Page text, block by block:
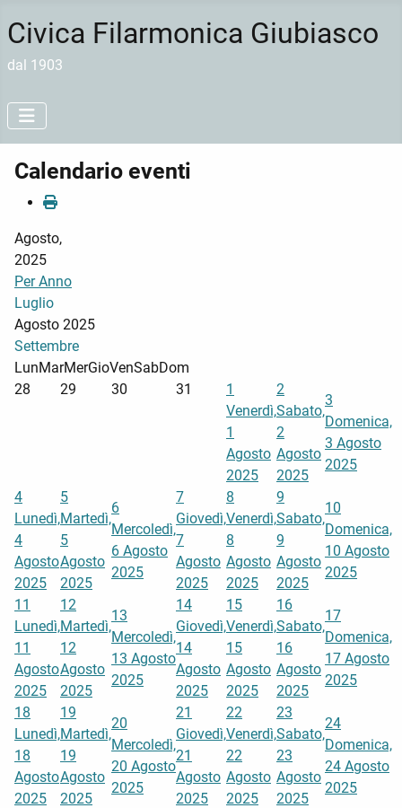
Civica Filarmonica Giubiasco
dal 1903
Calendario eventi
Agosto,
2025
Per Anno
Luglio
Agosto 2025
Settembre
LunMarMerGioVenSabDom
28
29 30 31
1
Venerdì,
1
Agosto
2025
2
Sabato,
2
Agosto
2025
3
Domenica,
3 Agosto
2025
4
Lunedì,
4
Agosto
2025
5
Martedì,
5
Agosto
2025
6
Mercoledì,
6 Agosto
2025
7
Giovedì,
7
Agosto
2025
8
Venerdì,
8
Agosto
2025
9
Sabato,
9
Agosto
2025
10
Domenica,
10 Agosto
2025
11
Lunedì,
11
Agosto
2025
12
Martedì,
12
Agosto
2025
13
Mercoledì,
13 Agosto
2025
14
Giovedì,
14
Agosto
2025
15
Venerdì,
15
Agosto
2025
16
Sabato,
16
Agosto
2025
17
Domenica,
17 Agosto
2025
18
Lunedì,
18
Agosto
2025
19
Martedì,
19
Agosto
2025
20
Mercoledì,
20 Agosto
2025
21
Giovedì,
21
Agosto
2025
22
Venerdì,
22
Agosto
2025
23
Sabato,
23
Agosto
2025
24
Domenica,
24 Agosto
2025